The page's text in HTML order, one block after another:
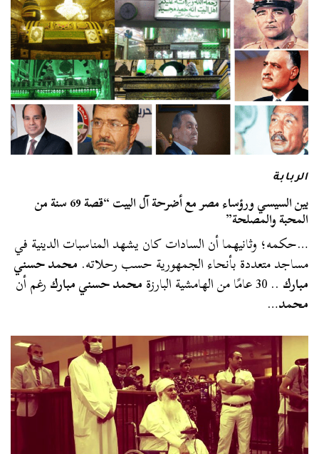
الربابة
بين السيسي ورؤساء مصر مع أضرحة آل البيت “قصة 69 سنة من
المحبة والمصلحة”
…حكمه؛ وثانيهما أن السادات كان يشهد المناسبات الدينية في
مساجد متعددة بأنحاء الجمهورية حسب رحلاته. محمد حسني
مبارك .. 30 عامًا من الهامشية البارزة محمد حسني مباركرغم أن
محمد…